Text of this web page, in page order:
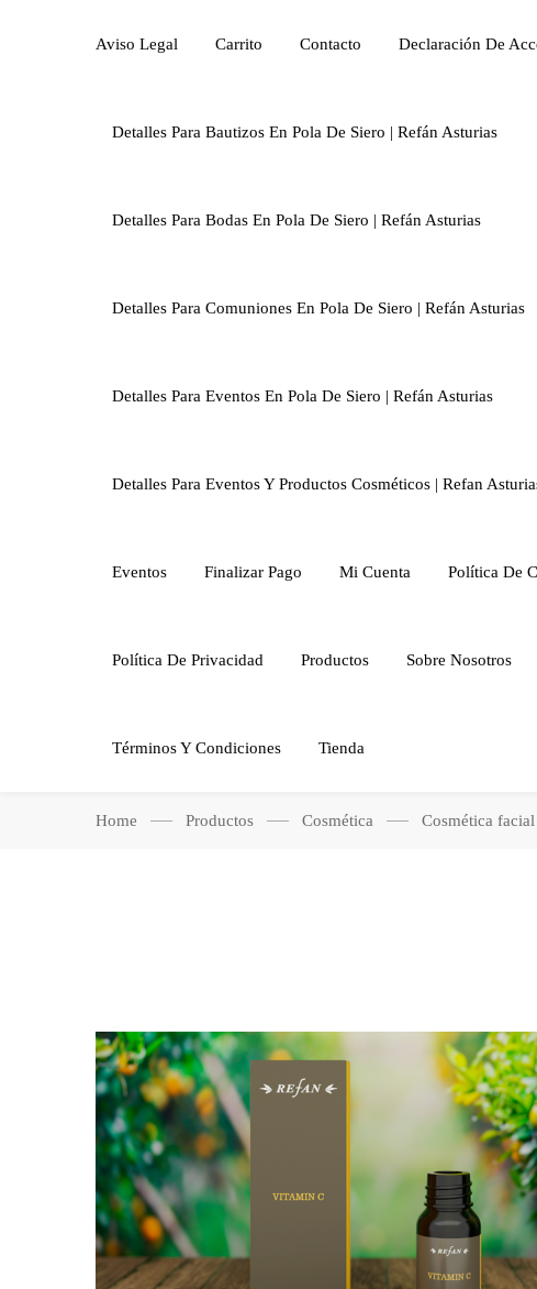
Aviso Legal Carrito Contacto Declaración De
Detalles Para Bautizos En Pola De Siero | Refán Asturias
Detalles Para Bodas En Pola De Siero | Refán Asturias
Detalles Para Comuniones En Pola De Siero | Refán Asturias
Detalles Para Eventos En Pola De Siero | Refán Asturias
Detalles Para Eventos Y Productos Cosméticos | Refan
Eventos Finalizar Pago Mi Cuenta Política De
Política De Privacidad Productos Sobre Nosotros
Términos Y Condiciones Tienda
Home Productos Cosmética Cosmética facial